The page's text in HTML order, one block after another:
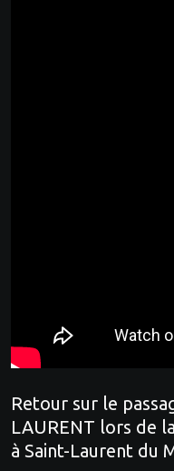
Retour sur le
LAURENT lors de
à Saint-Laurent du